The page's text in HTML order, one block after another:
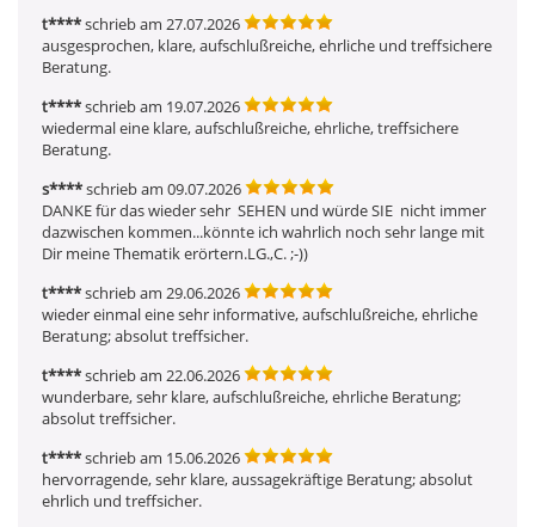
t****schrieb am 27.07.2026
ausgesprochen, klare, aufschlußreiche, ehrliche und treffsichere
Beratung.
t****schrieb am 19.07.2026
wiedermal eine klare, aufschlußreiche, ehrliche, treffsichere
Beratung.
s****schrieb am 09.07.2026
DANKE für das wieder sehr  SEHEN und würde SIE  nicht immer
dazwischen kommen...könnte ich wahrlich noch sehr lange mit
Dir meine Thematik erörtern.LG.,C. ;-))
t****schrieb am 29.06.2026
wieder einmal eine sehr informative, aufschlußreiche, ehrliche
Beratung; absolut treffsicher.
t****schrieb am 22.06.2026
wunderbare, sehr klare, aufschlußreiche, ehrliche Beratung;
absolut treffsicher.
t****schrieb am 15.06.2026
hervorragende, sehr klare, aussagekräftige Beratung; absolut
ehrlich und treffsicher.